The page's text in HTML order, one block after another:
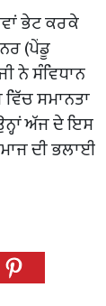
ਭੇਟ ਕਰਕੇ
(ਪੇਂਡੂ
ਨੇ ਸੰਵਿਧਾਨ
ਸਮਾਨਤਾ
ਅੱਜ ਦੇ ਇਸ
ਦੀ ਭਲਾਈ